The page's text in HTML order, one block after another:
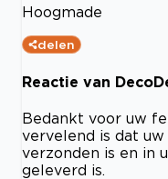
Hoogmade
delen
Reactie van
Bedankt voor uw
vervelend is dat
verzonden is en in
geleverd is.